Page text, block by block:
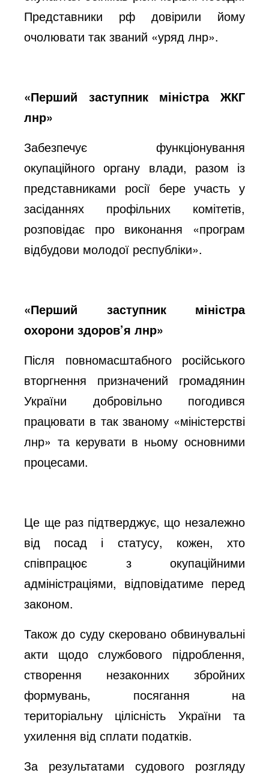
Представники рф довірили йому
очолювати так званий «уряд лнр».
«Перший заступник міністра ЖКГ
лнр»
Забезпечує функціонування
окупаційного органу влади, разом із
представниками росії бере участь у
засіданнях профільних комітетів,
розповідає про виконання «програм
відбудови молодої республіки».
«Перший заступник міністра
охорони здоров’я лнр»
Після повномасштабного російського
вторгнення призначений громадянин
України добровільно погодився
працювати в так званому «міністерстві
лнр» та керувати в ньому основними
процесами.
Це ще раз підтверджує, що незалежно
від посад і статусу, кожен, хто
співпрацює з окупаційними
адміністраціями, відповідатиме перед
законом.
Також до суду скеровано обвинувальні
акти щодо службового підроблення,
створення незаконних збройних
формувань, посягання на
територіальну цілісність України та
ухилення від сплати податків.
За результатами судового розгляду